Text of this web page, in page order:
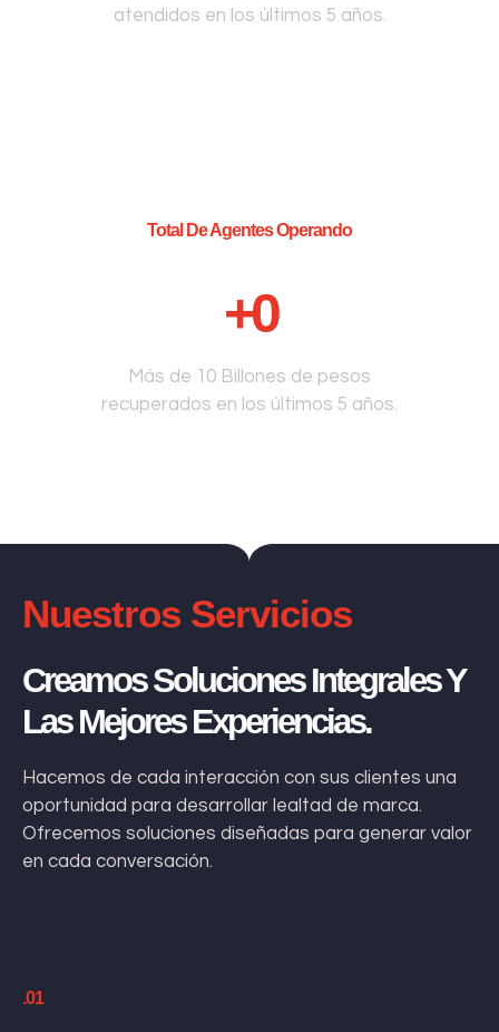
atendidos en los últimos 5 años.
Total De Agentes Operando
+0
Más de 10 Billones de pesos
recuperados en los últimos 5 años.
Nuestros Servicios
Creamos Soluciones Integrales Y
Las Mejores Experiencias.
Hacemos de cada interacción con sus clientes una
oportunidad para desarrollar lealtad de marca.
Ofrecemos soluciones diseñadas para generar valor
en cada conversación.
.01